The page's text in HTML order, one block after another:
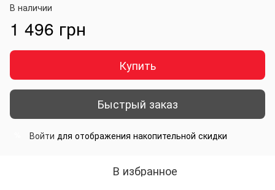
В наличии
1 496 грн
Купить
Быстрый заказ
Войти для отображения накопительной скидки
В избранное